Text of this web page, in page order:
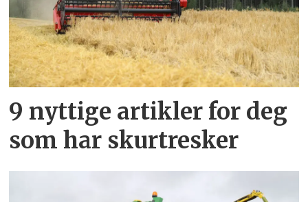
9 nyttige artikler for deg
som har skurtresker